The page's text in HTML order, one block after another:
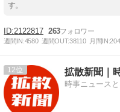
す。
2122817 263
週間IN:4580 週間OUT:38110 月間IN:
12 拡散新聞｜
時事ニュース